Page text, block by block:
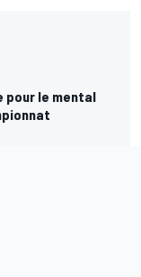
pour le mental